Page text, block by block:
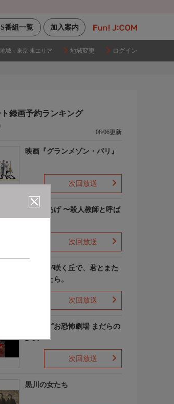
加入案内
番組一覧
域： 東京 東エリア 地域変更 ログイン
ト録画予約ランキング
08/06更新
映画『グランメゾン・パリ』
次回放送
でっちあげ 〜殺人教師と呼ば
次回放送
あの花が咲く丘で、君とまた
出会えたら。
次回放送
楳図かずお恐怖劇場 まだらの
少女
次回放送
黒川の女たち